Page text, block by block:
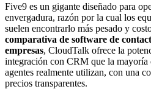
Five9 es un gigante diseñado para
envergadura, razón por la cual los
suelen encontrarlo más pesado y
comparativa de software de
empresas, CloudTalk ofrece la
integración con CRM que la mayoría
agentes realmente utilizan, con una
precios transparentes.